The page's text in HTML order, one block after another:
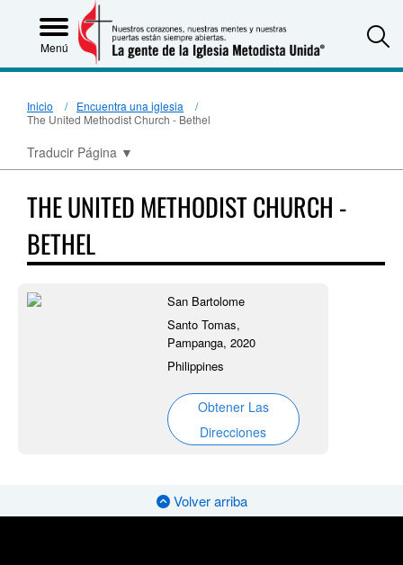
Menú
Inicio
Encuentra una iglesia
The United Methodist Church - Bethel
Traducir Página ▼
THE UNITED METHODIST CHURCH -
BETHEL
San Bartolome
Santo Tomas,
Pampanga, 2020
Philippines
Obtener Las
Direcciones
Volver arriba